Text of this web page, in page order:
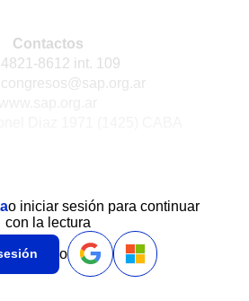
Contactos
4821-8612 int. 109
o iniciar sesión para continuar
con la lectura
o